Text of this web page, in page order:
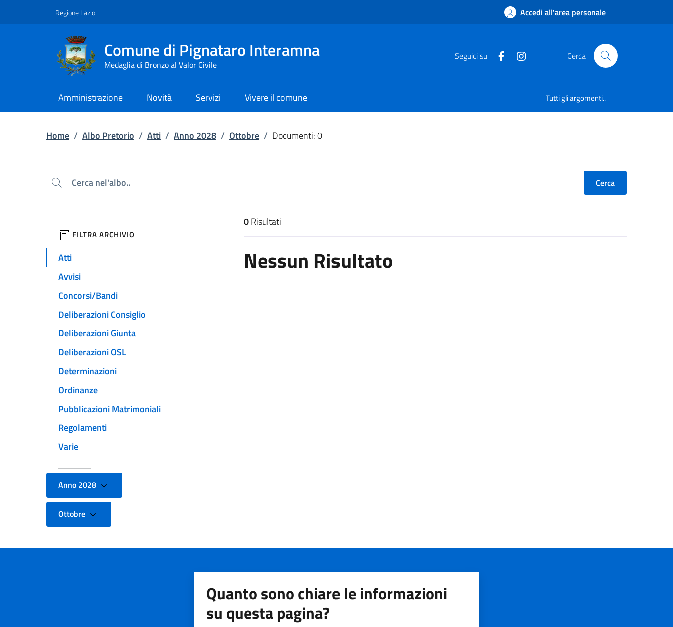
Regione Lazio Accedi all'area personale
Comune di Pignataro Interamna
Medaglia di Bronzo al Valor Civile
Seguici su Cerca
Amministrazione Novità Servizi Vivere il comune Tutti gli argomenti..
Home / Albo Pretorio / Atti / Anno 2028 / Ottobre / Documenti: 0
Cerca Cerca
filtri da applicare
FILTRA ARCHIVIO
Atti
Avvisi
Concorsi/Bandi
Deliberazioni Consiglio
Deliberazioni Giunta
Deliberazioni OSL
Determinazioni
Ordinanze
Pubblicazioni Matrimoniali
Regolamenti
Varie
Anno 2028
Ottobre
Risultati di ricerca
0Risultati
Nessun Risultato
Quanto sono chiare le informazioni
su questa pagina?